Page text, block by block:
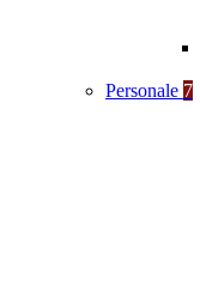
Personale 7